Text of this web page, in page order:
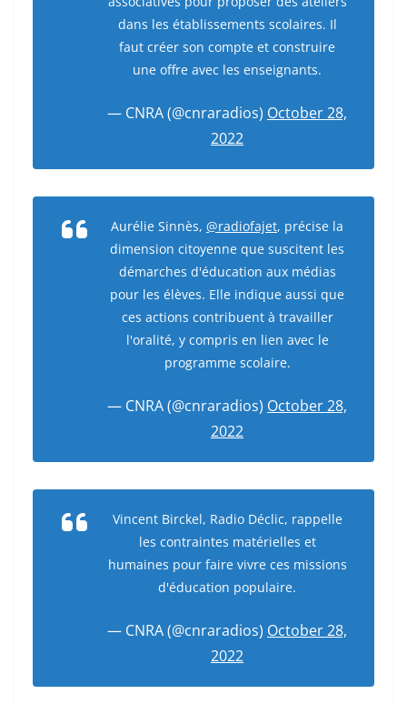
dans les établissements scolaires. Il
faut créer son compte et construire
une offre avec les enseignants.
— CNRA (@cnraradios) October 28,
2022
Aurélie Sinnès, @radiofajet, précise la
dimension citoyenne que suscitent les
démarches d'éducation aux médias
pour les élèves. Elle indique aussi que
ces actions contribuent à travailler
l'oralité, y compris en lien avec le
programme scolaire.
— CNRA (@cnraradios) October 28,
2022
Vincent Birckel, Radio Déclic, rappelle
les contraintes matérielles et
humaines pour faire vivre ces missions
d'éducation populaire.
— CNRA (@cnraradios) October 28,
2022